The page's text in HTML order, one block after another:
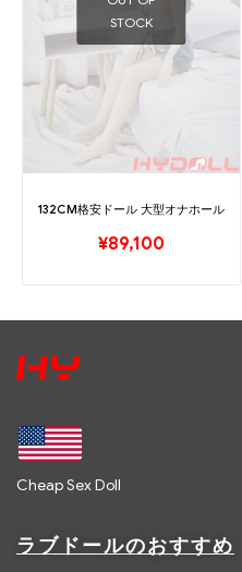
STOCK
132CM格安ドール 大型オナホール
¥89,100
Cheap Sex Doll
ラブドールのおすすめ